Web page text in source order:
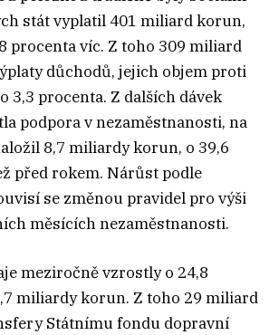
stát vyplatil 401 miliard korun,
procenta víc. Z toho 309 miliard
důchodů, jejich objem proti
3,3 procenta. Z dalších dávek
podpora v nezaměstnanosti, na
8,7 miliardy korun, o 39,6
před rokem. Nárůst podle
se změnou pravidel pro výši
měsících nezaměstnanosti.
meziročně vzrostly o 24,8
miliardy korun. Z toho 29 miliard
Státnímu fondu dopravní